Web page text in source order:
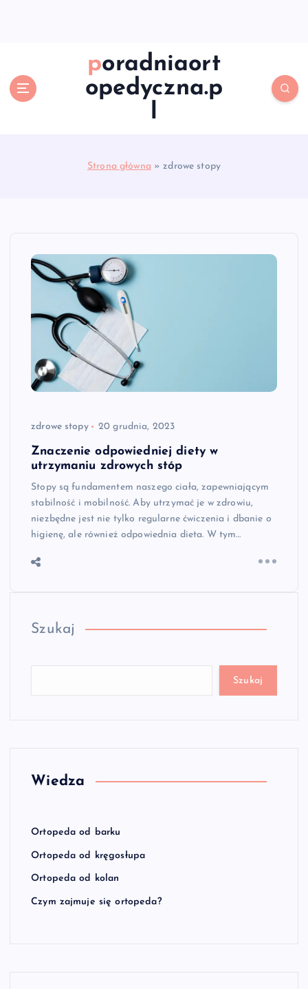
poradniaort
opedyczna.p
l
Strona główna »zdrowe stopy
zdrowe stopy 20 grudnia, 2023
Znaczenie odpowiedniej diety w
utrzymaniu zdrowych stóp
Stopy są fundamentem naszego ciała, zapewniającym
stabilność i mobilność. Aby utrzymać je w zdrowiu,
niezbędne jest nie tylko regularne ćwiczenia i dbanie o
higienę, ale również odpowiednia dieta. W tym…
Szukaj
Szukaj
Wiedza
Ortopeda od barku
Ortopeda od kręgosłupa
Ortopeda od kolan
Czym zajmuje się ortopeda?